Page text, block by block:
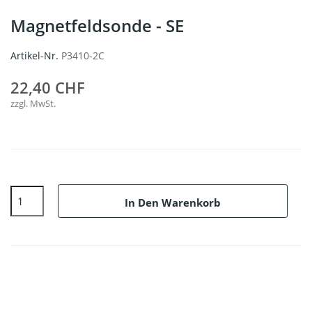
Magnetfeldsonde - SE
Artikel-Nr. P3410-2C
22,40 CHF
zzgl. MwSt.
In Den Warenkorb